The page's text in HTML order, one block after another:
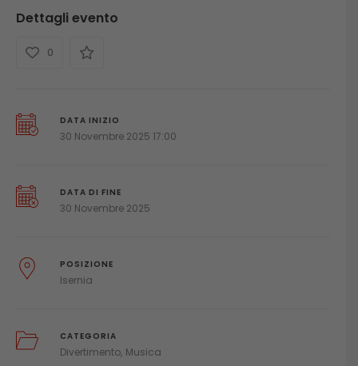
Dettagli evento
0
DATA INIZIO
30 Novembre 2025 17:00
DATA DI FINE
30 Novembre 2025
POSIZIONE
Isernia
CATEGORIA
Divertimento Musica